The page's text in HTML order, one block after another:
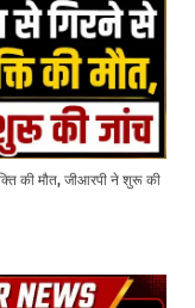
की मौत, जीआरपी ने शुरू की